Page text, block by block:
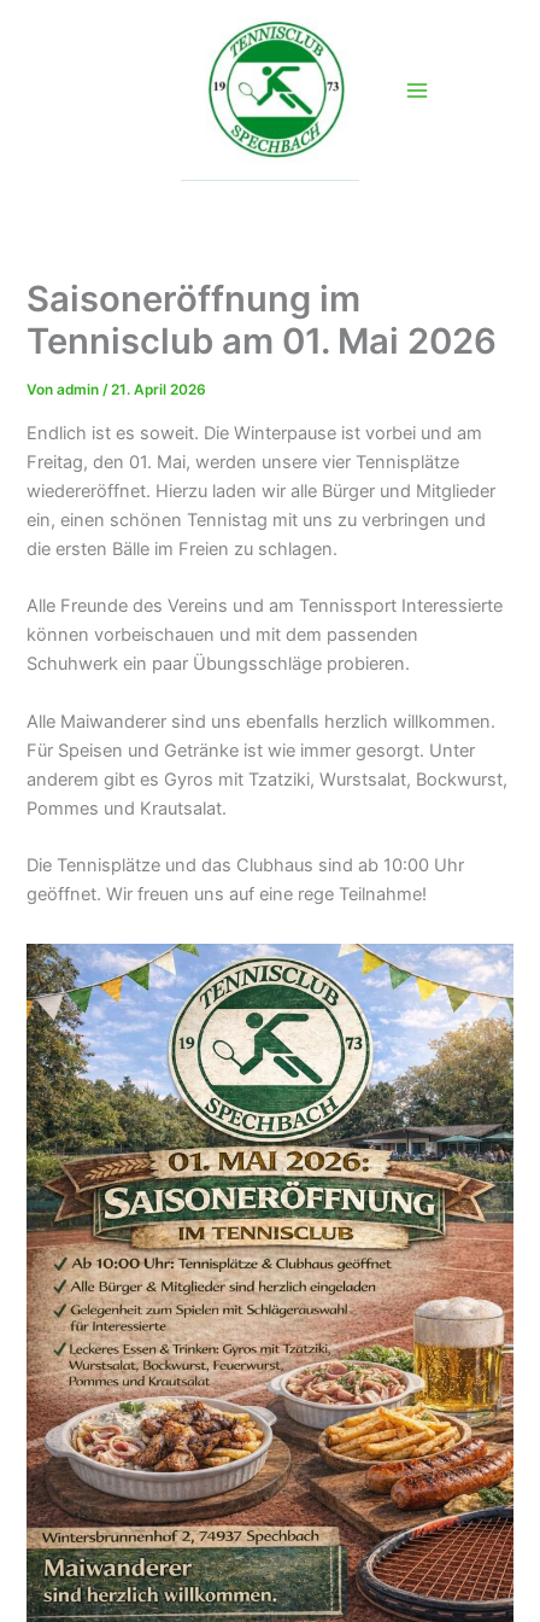
Saisoneröffnung im
Tennisclub am 01. Mai 2026
Vonadmin/21. April 2026
Endlich ist es soweit. Die Winterpause ist vorbei und am
Freitag, den 01. Mai, werden unsere vier Tennisplätze
wiedereröffnet. Hierzu laden wir alle Bürger und Mitglieder
ein, einen schönen Tennistag mit uns zu verbringen und
die ersten Bälle im Freien zu schlagen.
Alle Freunde des Vereins und am Tennissport Interessierte
können vorbeischauen und mit dem passenden
Schuhwerk ein paar Übungsschläge probieren.
Alle Maiwanderer sind uns ebenfalls herzlich willkommen.
Für Speisen und Getränke ist wie immer gesorgt. Unter
anderem gibt es Gyros mit Tzatziki, Wurstsalat, Bockwurst,
Pommes und Krautsalat.
Die Tennisplätze und das Clubhaus sind ab 10:00 Uhr
geöffnet. Wir freuen uns auf eine rege Teilnahme!